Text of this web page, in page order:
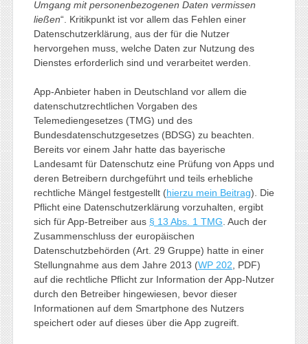
Umgang mit personenbezogenen Daten vermissen
ließen“. Kritikpunkt ist vor allem das Fehlen einer
Datenschutzerklärung, aus der für die Nutzer
hervorgehen muss, welche Daten zur Nutzung des
Dienstes erforderlich sind und verarbeitet werden.
App-Anbieter haben in Deutschland vor allem die
datenschutzrechtlichen Vorgaben des
Telemediengesetzes (TMG) und des
Bundesdatenschutzgesetzes (BDSG) zu beachten.
Bereits vor einem Jahr hatte das bayerische
Landesamt für Datenschutz eine Prüfung von Apps und
deren Betreibern durchgeführt und teils erhebliche
rechtliche Mängel festgestellt (hierzu mein Beitrag). Die
Pflicht eine Datenschutzerklärung vorzuhalten, ergibt
sich für App-Betreiber aus § 13 Abs. 1 TMG . Auch der
Zusammenschluss der europäischen
Datenschutzbehörden (Art. 29 Gruppe) hatte in einer
Stellungnahme aus dem Jahre 2013 (WP 202 , PDF)
auf die rechtliche Pflicht zur Information der App-Nutzer
durch den Betreiber hingewiesen, bevor dieser
Informationen auf dem Smartphone des Nutzers
speichert oder auf dieses über die App zugreift.